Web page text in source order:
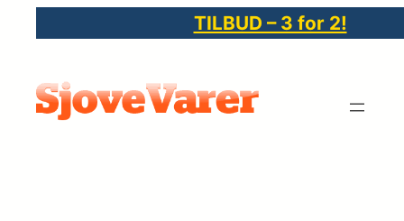
indhold
TILBUD – 3 for 2!